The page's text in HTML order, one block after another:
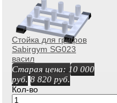
Стойка для грифов
Sabirgym SG023
васил
Старая цена: 10 000
руб. 8 820 руб.
Кол-во